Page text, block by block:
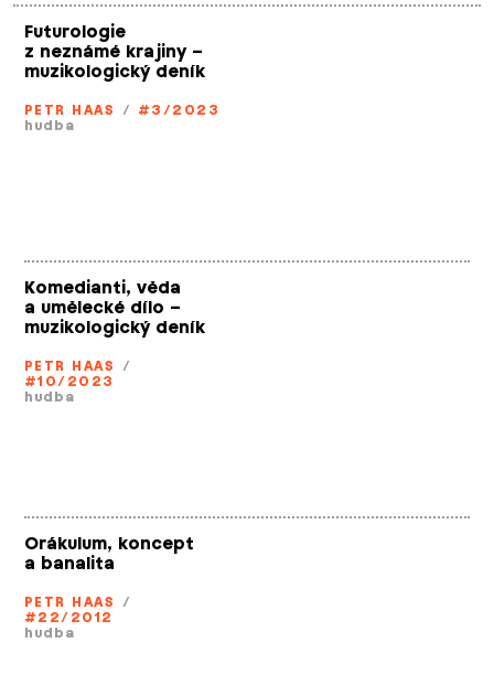
Futurologie
z neznámé krajiny –
muzikologický deník
PETR HAAS / #3/2023
hudba
Komedianti, věda
a umělecké dílo –
muzikologický deník
PETR HAAS /
#10/2023
hudba
Orákulum, koncept
a banalita
PETR HAAS /
#22/2012
hudba